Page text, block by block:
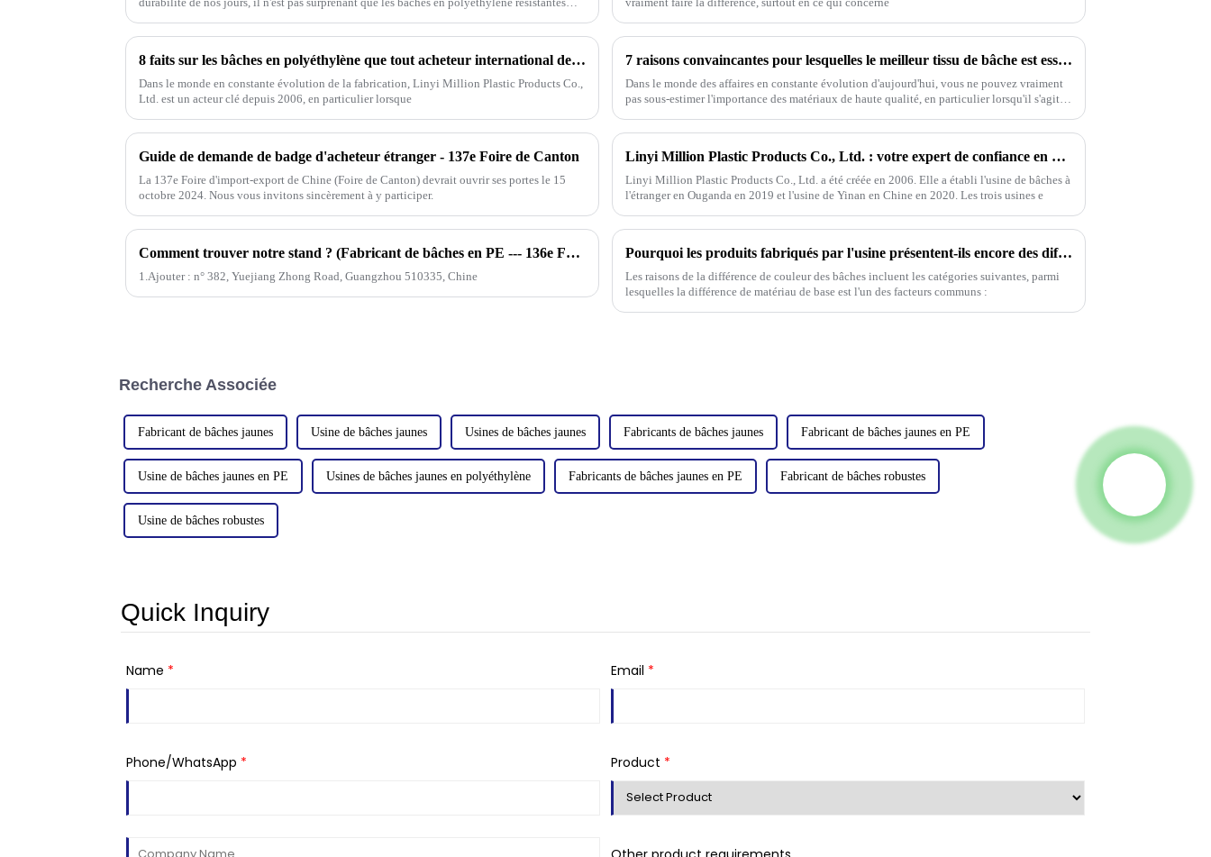
8 faits sur les bâches en polyéthylène que tout acheteur international devrait connaître
Dans le monde en constante évolution de la fabrication, Linyi Million Plastic Products Co.,
Ltd. est un acteur clé depuis 2006, en particulier lorsque
7 raisons convaincantes pour lesquelles le meilleur tissu de bâche est essentiel pour votre entreprise
Dans le monde des affaires en constante évolution d'aujourd'hui, vous ne pouvez vraiment
pas sous-estimer l'importance des matériaux de haute qualité, en particulier lorsqu'il s'agit
Guide de demande de badge d'acheteur étranger - 137e Foire de Canton
La 137e Foire d'import-export de Chine (Foire de Canton) devrait ouvrir ses portes le 15
octobre 2024. Nous vous invitons sincèrement à y participer.
Linyi Million Plastic Products Co., Ltd. : votre expert de confiance en bâches imperméables ----Fabricant professionnel de bâches depuis 2006
Linyi Million Plastic Products Co., Ltd. a été créée en 2006. Elle a établi l'usine de bâches à
l'étranger en Ouganda en 2019 et l'usine de Yinan en Chine en 2020. Les trois usines e
Comment trouver notre stand ? (Fabricant de bâches en PE --- 136e Foire de Canton)
1.Ajouter : n° 382, ​​​​Yuejiang Zhong Road, Guangzhou 510335, Chine
Pourquoi les produits fabriqués par l'usine présentent-ils encore des différences de couleur même si j'ai fourni une carte de couleur (numéro de couleur) ou un échantillon ?
Les raisons de la différence de couleur des bâches incluent les catégories suivantes, parmi
lesquelles la différence de matériau de base est l'un des facteurs communs :
Recherche Associée
Fabricant de bâches jaunes Usine de bâches jaunes Usines de bâches jaunes Fabricants de bâches jaunes Fabricant de bâches jaunes en PE
Usine de bâches jaunes en PE Usines de bâches jaunes en polyéthylène Fabricants de bâches jaunes en PE Fabricant de bâches robustes
Usine de bâches robustes
Quick Inquiry
Name * Email *
Phone/WhatsApp * Product *